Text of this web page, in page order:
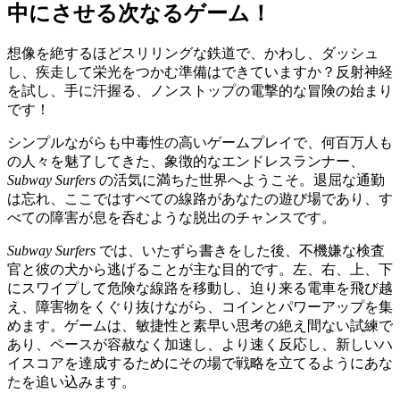
中にさせる次なるゲーム！
想像を絶するほどスリリングな鉄道で、かわし、ダッシュ
し、疾走して栄光をつかむ準備はできていますか？反射神経
を試し、手に汗握る、ノンストップの電撃的な冒険の始まり
です！
シンプルながらも中毒性の高いゲームプレイで、何百万人も
の人々を魅了してきた、象徴的なエンドレスランナー、
Subway Surfers の活気に満ちた世界へようこそ。退屈な通勤
は忘れ、ここではすべての線路があなたの遊び場であり、す
べての障害が息を呑むような脱出のチャンスです。
Subway Surfers では、いたずら書きをした後、不機嫌な検査
官と彼の犬から逃げることが主な目的です。左、右、上、下
にスワイプして危険な線路を移動し、迫り来る電車を飛び越
え、障害物をくぐり抜けながら、コインとパワーアップを集
めます。ゲームは、敏捷性と素早い思考の絶え間ない試練で
あり、ペースが容赦なく加速し、より速く反応し、新しいハ
イスコアを達成するためにその場で戦略を立てるようにあな
たを追い込みます。